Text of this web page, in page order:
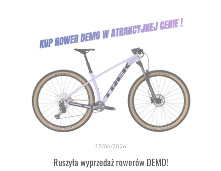
17/06/2026
Ruszyła wyprzedaż rowerów DEMO!